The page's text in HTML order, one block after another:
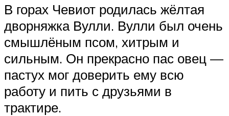
В горах Чевиот родилась жёлтая
дворняжка Вулли. Вулли был очень
смышлёным псом, хитрым и
сильным. Он прекрасно пас овец —
пастух мог доверить ему всю
работу и пить с друзьями в
трактире.